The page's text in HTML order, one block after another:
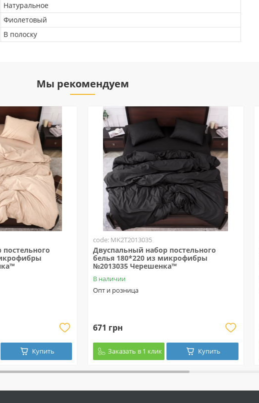
Натуральное
Фиолетовый
В полоску
Мы рекомендуем
Купить
code: MK2T2013035
Двуспальный набор постельного
белья 180*220 из микрофибры
№2013035 Черешенка™
В наличии
Опт и розница
671 грн
Заказать в 1 клик Купить